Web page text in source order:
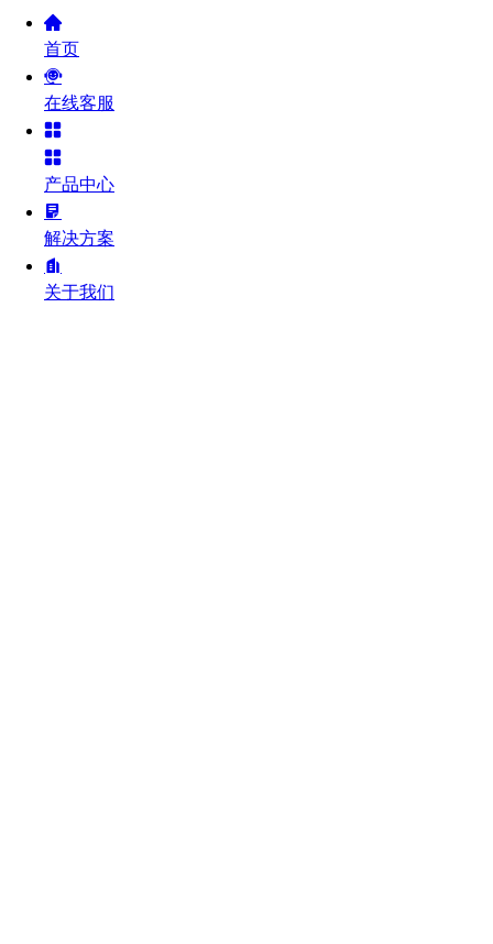
首页
在线客服
产品中心
解决方案
关于我们